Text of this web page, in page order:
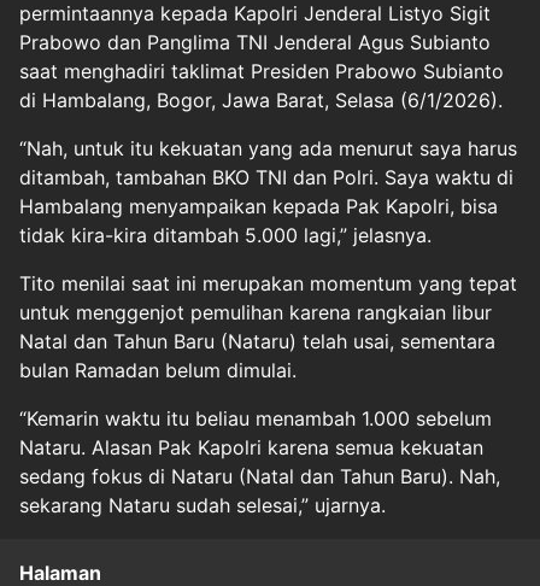
permintaannya kepada Kapolri Jenderal Listyo Sigit
Prabowo dan Panglima TNI Jenderal Agus Subianto
saat menghadiri taklimat Presiden Prabowo Subianto
di Hambalang, Bogor, Jawa Barat, Selasa (6/1/2026).
“Nah, untuk itu kekuatan yang ada menurut saya harus
ditambah, tambahan BKO TNI dan Polri. Saya waktu di
Hambalang menyampaikan kepada Pak Kapolri, bisa
tidak kira-kira ditambah 5.000 lagi,” jelasnya.
Tito menilai saat ini merupakan momentum yang tepat
untuk menggenjot pemulihan karena rangkaian libur
Natal dan Tahun Baru (Nataru) telah usai, sementara
bulan Ramadan belum dimulai.
“Kemarin waktu itu beliau menambah 1.000 sebelum
Nataru. Alasan Pak Kapolri karena semua kekuatan
sedang fokus di Nataru (Natal dan Tahun Baru). Nah,
sekarang Nataru sudah selesai,” ujarnya.
Halaman